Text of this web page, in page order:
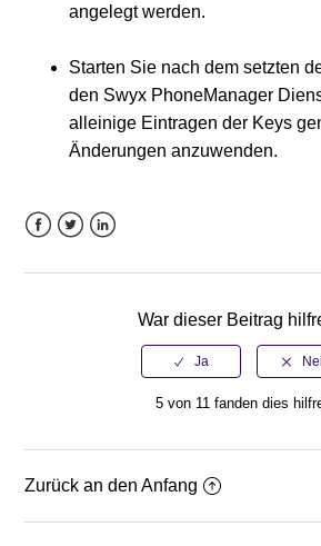
angelegt werden.
Starten Sie nach dem setzten
den Swyx PhoneManager
alleinige Eintragen der Keys
Änderungen anzuwenden.
War dieser Beitrag
5 von 11 fanden dies
Zurück an den Anfang